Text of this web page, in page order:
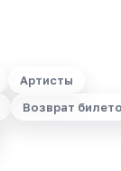
Артисты
Возврат